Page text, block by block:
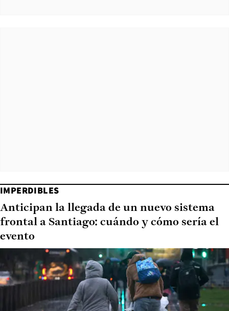
IMPERDIBLES
Anticipan la llegada de un nuevo sistema
frontal a Santiago: cuándo y cómo sería el
evento